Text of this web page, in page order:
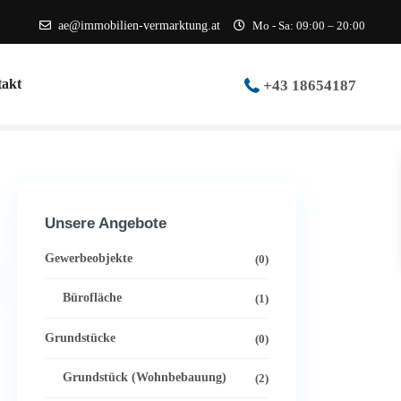
ae@immobilien-vermarktung.at Mo - Sa: 09:00 – 20:00
+43 18654187
Unsere Angebote
Gewerbeobjekte (0)
Bürofläche (1)
Grundstücke (0)
Grundstück (Wohnbebauung) (2)